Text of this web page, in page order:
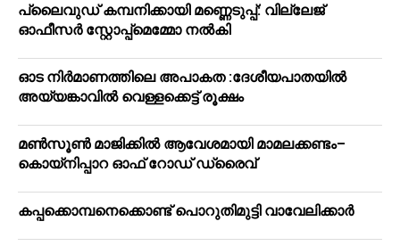
പ്ലൈവുഡ് കമ്പനിക്കായി മണ്ണെടുപ്പ്: വില്ലേജ്
ഓഫീസർ സ്റ്റോപ്പ്മെമ്മോ നൽകി
ഓട നിർമാണത്തിലെ അപാകത :ദേശീയപാതയിൽ
അയ്യങ്കാവിൽ വെള്ളക്കെട്ട് രൂക്ഷം
മൺസൂൺ മാജിക്കിൽ ആവേശമായി മാമലക്കണ്ടം–
കൊയ്‌നിപ്പാറ ഓഫ് റോഡ് ഡ്രൈവ്
കപ്പക്കൊമ്പനെക്കൊണ്ട് പൊറുതിമുട്ടി വാവേലിക്കാർ